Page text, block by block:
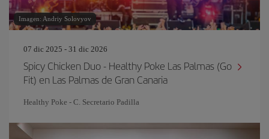
Imagen: Andriy Solovyov
07 dic 2025 - 31 dic 2026
Spicy Chicken Duo - Healthy Poke Las Palmas (Go
Fit) en Las Palmas de Gran Canaria
Healthy Poke - C. Secretario Padilla